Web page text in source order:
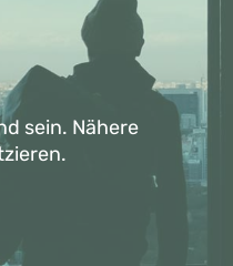
sein. Nähere